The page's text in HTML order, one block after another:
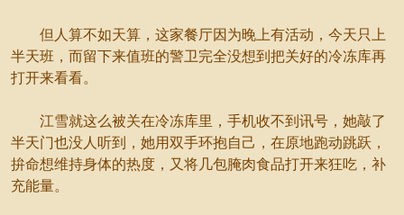
但人算不如天算，这家餐厅因为晚上有活动，今天只上
半天班，而留下来值班的警卫完全没想到把关好的冷冻库再
打开来看看。
江雪就这么被关在冷冻库里，手机收不到讯号，她敲了
半天门也没人听到，她用双手环抱自己，在原地跑动跳跃，
拚命想维持身体的热度，又将几包腌肉食品打开来狂吃，补
充能量。